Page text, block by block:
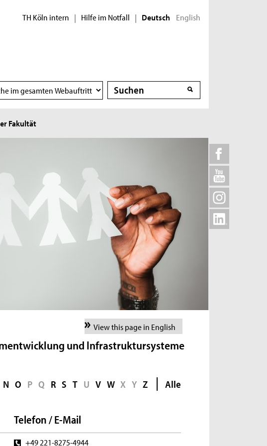
TH Köln intern | Hilfe im Notfall | Deutsch English
Suche
Suche
Fakultät
View this page in English
und Infrastruktursysteme
N O P Q R S T U V W X Y Z Alle
Telefon / E-Mail
+49 221-8275-4944